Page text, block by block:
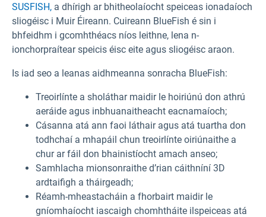
SUSFISH, a dhírigh ar bhitheolaíocht speiceas ionadaíoch
sliogéisc i Muir Éireann. Cuireann BlueFish é sin i
bhfeidhm i gcomhthéacs níos leithne, lena n-
ionchorpraítear speicis éisc eite agus sliogéisc araon.
Is iad seo a leanas aidhmeanna sonracha BlueFish:
Treoirlínte a sholáthar maidir le hoiriúnú don athrú
aeráide agus inbhuanaitheacht eacnamaíoch;
Cásanna atá ann faoi láthair agus atá tuartha don
todhchaí a mhapáil chun treoirlínte oiriúnaithe a
chur ar fáil don bhainistíocht amach anseo;
Samhlacha mionsonraithe d’rian cáithníní 3D
ardtaifigh a tháirgeadh;
Réamh-mheastacháin a fhorbairt maidir le
gníomhaíocht iascaigh chomhtháite ilspeiceas atá